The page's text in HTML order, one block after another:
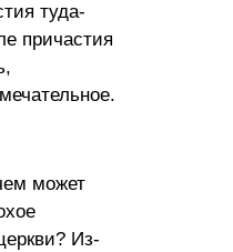
туда-
причастия
может
Из-